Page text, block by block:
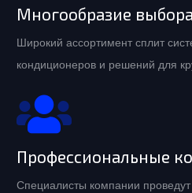
Многообразие выбора
Широкий ассортимент сплит
кондиционеров и решений для
Профессиональные
Специалисты компании проведут